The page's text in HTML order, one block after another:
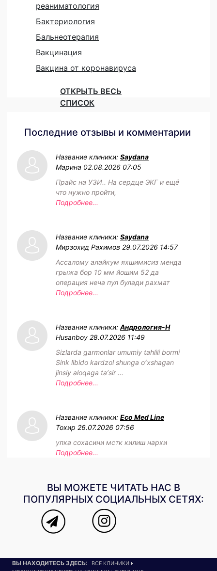
реаниматология
Бактериология
Бальнеотерапия
Вакцинация
Вакцина от коронавируса
ОТКРЫТЬ ВЕСЬ
СПИСОК
Последние отзывы и комментарии
Название клиники: Saydana
Марина 02.08.2026 07:05
Прайс на УЗИ.. На сердце ЭКГ и ещё
что нужно пройти,
Подробнее...
Название клиники: Saydana
Мирзохид Рахимов 29.07.2026 14:57
Ассалому алайкум яхшимисиз менда
грыжа бор 10 мм йошим 52 да
операция неча пул булади рахмат
Подробнее...
Название клиники: Андрология-Н
Husanboy 28.07.2026 11:49
Sizlarda garmonlar umumiy tahlili bormi
Sink libido kardzol shunga oʻxshagan
jinsiy aloqaga taʼsir ...
Подробнее...
Название клиники: Eco Med Line
Тохир 26.07.2026 07:56
упка сохасини мстк килиш нархи
Подробнее...
ВЫ МОЖЕТЕ ЧИТАТЬ НАС В
ПОПУЛЯРНЫХ СОЦИАЛЬНЫХ СЕТЯХ:
ВЫ НАХОДИТЕСЬ ЗДЕСЬ:
ВСЕ КЛИНИКИ